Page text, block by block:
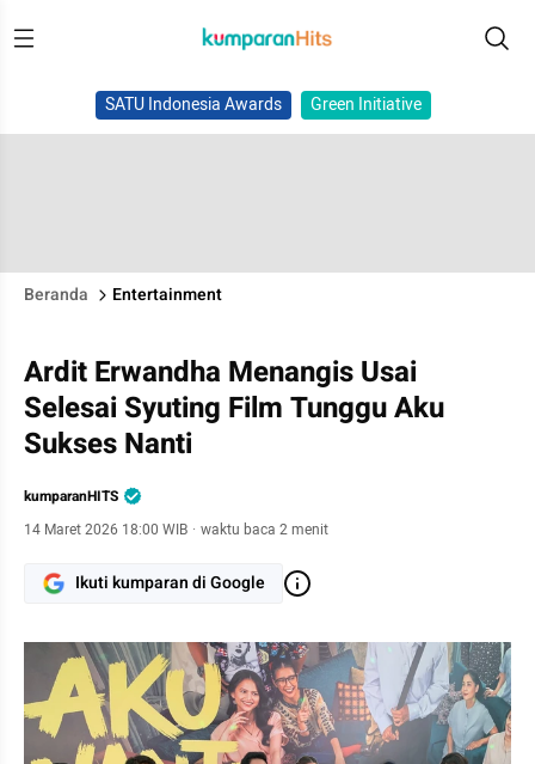
SATU Indonesia Awards Green Initiative
Beranda Entertainment
Ardit Erwandha Menangis Usai
Selesai Syuting Film Tunggu Aku
Sukses Nanti
kumparanHITS
14 Maret 2026 18:00 WIB · waktu baca 2 menit
Ikuti kumparan di Google